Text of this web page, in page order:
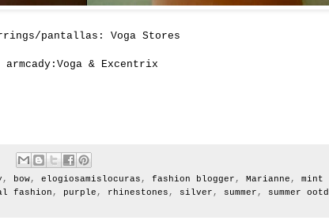
pantallas: Voga Stores
armcady:Voga & Excentrix
, bow, elogiosamislocuras, fashion blogger, Marianne, mint
fashion, purple, rhinestones, silver, summer, summer ootd